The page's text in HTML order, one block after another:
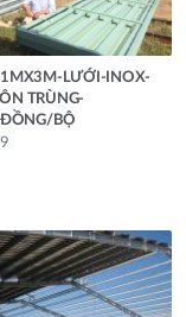
1MX3M-LƯỚI-INOX-
TRÙNG-
BỘ